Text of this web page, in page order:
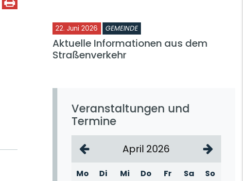
22. Juni 2026 GEMEINDE
Aktuelle Informationen aus dem
Straßenverkehr
Veranstaltungen und
Termine
April 2026
Mo Di Mi Do Fr Sa
So